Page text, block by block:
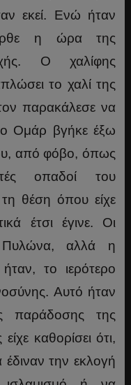
εκεί. Ενώ ήταν
η ώρα της
Ο χαλίφης
το χαλί της
παρακάλεσε να
ο Ομάρ βγήκε έξω
από φόβο, όπως
οπαδοί του
τη θέση όπου είχε
έτσι έγινε. Οι
Πυλώνα, αλλά η
το ιερότερο
Αυτό ήταν
παράδοσης της
καθορίσει ότι,
την εκλογή